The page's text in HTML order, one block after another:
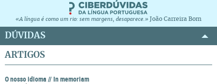
«A língua é como um rio: sem margens, desaparece.» João Carreira Bom
DÚVIDAS
ARTIGOS
O nosso idioma // In memoriam